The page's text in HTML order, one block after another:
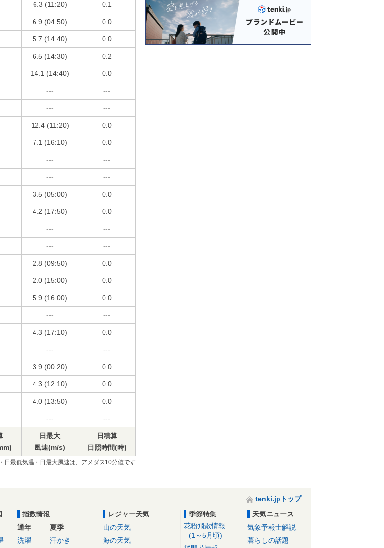
6.3 (11:20) 0.1
6.9 (04:50) 0.0
5.7 (14:40) 0.0
6.5 (14:30) 0.2
14.1 (14:40) 0.0
--- ---
--- ---
12.4 (11:20) 0.0
7.1 (16:10) 0.0
--- ---
--- ---
3.5 (05:00) 0.0
4.2 (17:50) 0.0
--- ---
--- ---
2.8 (09:50) 0.0
2.0 (15:00) 0.0
5.9 (16:00) 0.0
--- ---
4.3 (17:10) 0.0
--- ---
3.9 (00:20) 0.0
4.3 (12:10) 0.0
4.0 (13:50) 0.0
--- ---
日最大
風速(m/s)
日積算
日照時間(時)
日最低気温・日最大風速は、アメダス10分値です
まもなく冬至 12月上旬頃は最も早
い「日の入り」 最も遅い「日の
出」は?
11日09:38
tenki.jpトップ
指数情報
通年
洗濯
夏季
汗かき
レジャー天気
山の天気
海の天気
季節特集
花粉飛散情報
(1～5月頃)
天気ニュース
気象予報士解説
暮らしの話題